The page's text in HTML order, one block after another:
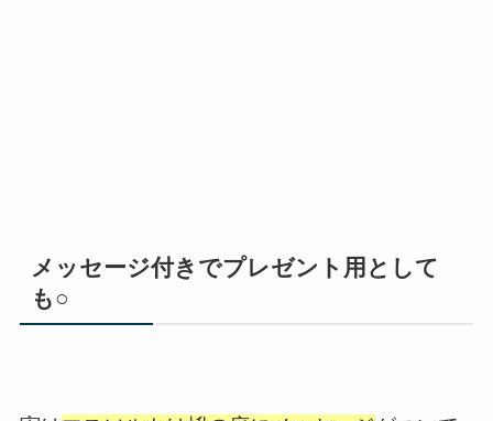
メッセージ付きでプレゼント用として
も○